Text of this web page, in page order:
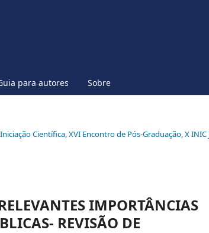
para autores Sobre
Científica, XVI Encontro de Pós-Graduação, X INIC
IMPORTÂNCIAS
REVISÃO DE